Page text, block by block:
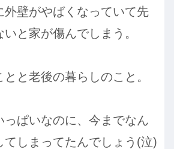
外壁がやばくなっていて先
と家が傷んでしまう。
と老後の暮らしのこと。
っぱいなのに、今までなん
てしまってたんでしょう(泣)